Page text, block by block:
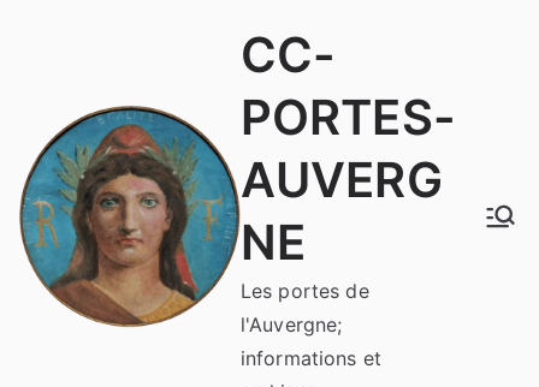
CC-
PORTES-
AUVERG
NE
Les portes de
l'Auvergne;
informations et